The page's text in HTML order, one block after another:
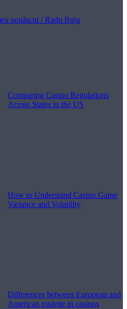
nenăscut / Radu Buțu
Comparing Casino Regulations
Across States in the US
How to Understand Casino Game
Variance and Volatility
Differences between European and
American roulette in casinos